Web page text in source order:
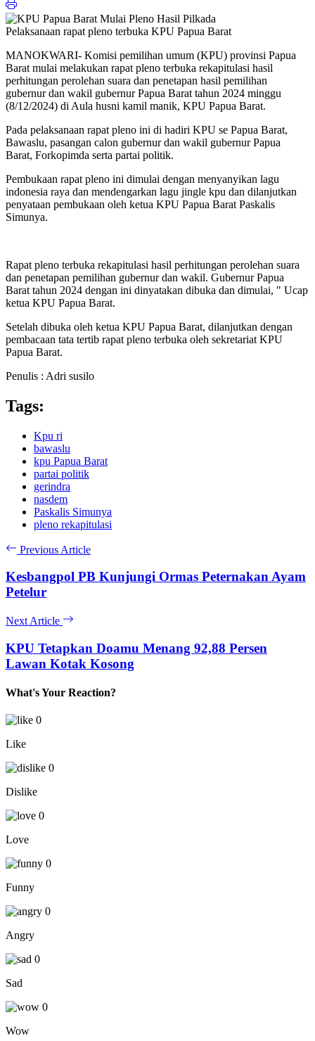
Pelaksanaan rapat pleno terbuka KPU Papua Barat
MANOKWARI- Komisi pemilihan umum (KPU) provinsi Papua
Barat mulai melakukan rapat pleno terbuka rekapitulasi hasil
perhitungan perolehan suara dan penetapan hasil pemilihan
gubernur dan wakil gubernur Papua Barat tahun 2024 minggu
(8/12/2024) di Aula husni kamil manik, KPU Papua Barat.
Pada pelaksanaan rapat pleno ini di hadiri KPU se Papua Barat,
Bawaslu, pasangan calon gubernur dan wakil gubernur Papua
Barat, Forkopimda serta partai politik.
Pembukaan rapat pleno ini dimulai dengan menyanyikan lagu
indonesia raya dan mendengarkan lagu jingle kpu dan dilanjutkan
penyataan pembukaan oleh ketua KPU Papua Barat Paskalis
Simunya.
Rapat pleno terbuka rekapitulasi hasil perhitungan perolehan suara
dan penetapan pemilihan gubernur dan wakil. Gubernur Papua
Barat tahun 2024 dengan ini dinyatakan dibuka dan dimulai, " Ucap
ketua KPU Papua Barat.
Setelah dibuka oleh ketua KPU Papua Barat, dilanjutkan dengan
pembacaan tata tertib rapat pleno terbuka oleh sekretariat KPU
Papua Barat.
Penulis : Adri susilo
Tags:
Kpu ri
bawaslu
kpu Papua Barat
partai politik
gerindra
nasdem
Paskalis Simunya
pleno rekapitulasi
Previous Article
Kesbangpol PB Kunjungi Ormas Peternakan Ayam
Petelur
Next Article
KPU Tetapkan Doamu Menang 92,88 Persen
Lawan Kotak Kosong
What's Your Reaction?
0
Like
0
Dislike
0
Love
0
Funny
0
Angry
0
Sad
0
Wow